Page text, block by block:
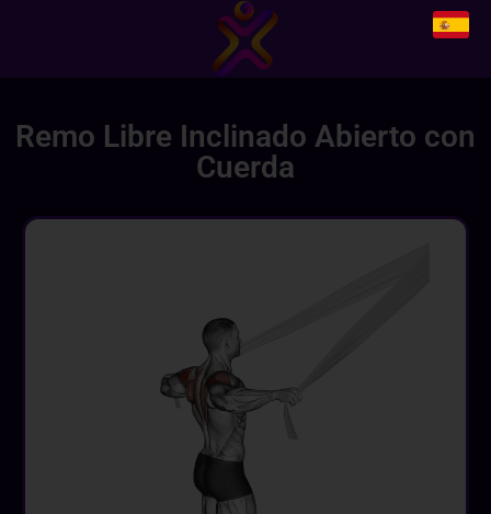
Remo Libre Inclinado Abierto con
Cuerda